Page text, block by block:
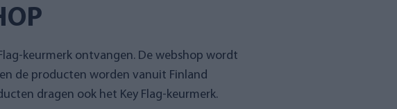
keurmerk ontvangen. De webshop wordt
de producten worden vanuit Finland
dragen ook het Key Flag-keurmerk.